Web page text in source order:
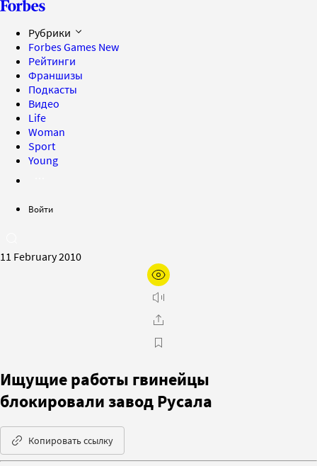
Рубрики
Forbes Games New
Рейтинги
Франшизы
Подкасты
Видео
Life
Woman
Sport
Young
Войти
11 February 2010
Ищущие работы гвинейцы
блокировали завод Русала
Копировать ссылку